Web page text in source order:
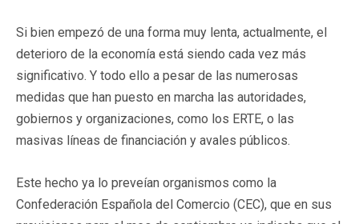
Si bien empezó de una forma muy lenta, actualmente, el
deterioro de la economía está siendo cada vez más
significativo. Y todo ello a pesar de las numerosas
medidas que han puesto en marcha las autoridades,
gobiernos y organizaciones, como los ERTE, o las
masivas líneas de financiación y avales públicos.
Este hecho ya lo preveían organismos como la
Confederación Española del Comercio (CEC), que en sus